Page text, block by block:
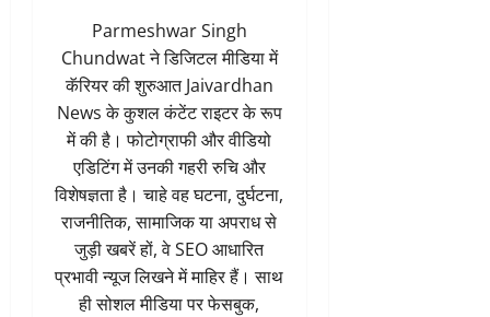
Parmeshwar Singh
Chundwat ने डिजिटल मीडिया में
कॅरियर की शुरुआत Jaivardhan
News के कुशल कंटेंट राइटर के रूप
में की है। फोटोग्राफी और वीडियो
एडिटिंग में उनकी गहरी रुचि और
विशेषज्ञता है। चाहे वह घटना, दुर्घटना,
राजनीतिक, सामाजिक या अपराध से
जुड़ी खबरें हों, वे SEO आधारित
प्रभावी न्यूज लिखने में माहिर हैं। साथ
ही सोशल मीडिया पर फेसबुक,